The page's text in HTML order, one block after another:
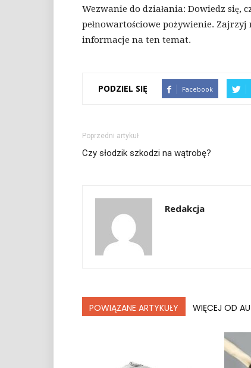
Wezwanie do działania: Dowiedz się,
pełnowartościowe pożywienie.
informacje na ten temat.
PODZIEL SIĘ Facebook
Poprzedni artykuł
Czy słodzik szkodzi na wątrobę?
Redakcja
POWIĄZANE ARTYKUŁY WIĘCEJ OD